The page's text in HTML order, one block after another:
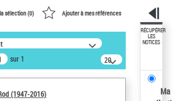
dans les
:
(1947-2016)
sélection (0) Ajouter à mes références
sur 1
20
résultats/page
(1947-2016)
RÉCUPÉRER
LES
NOTICES
Ma